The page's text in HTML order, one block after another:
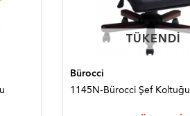
TÜKENDI
TÜKENDI
Bürocci
1145N-Bürocci Şef Koltuğu